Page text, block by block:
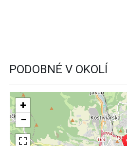
PODOBNÉ V OKOLÍ
+
−